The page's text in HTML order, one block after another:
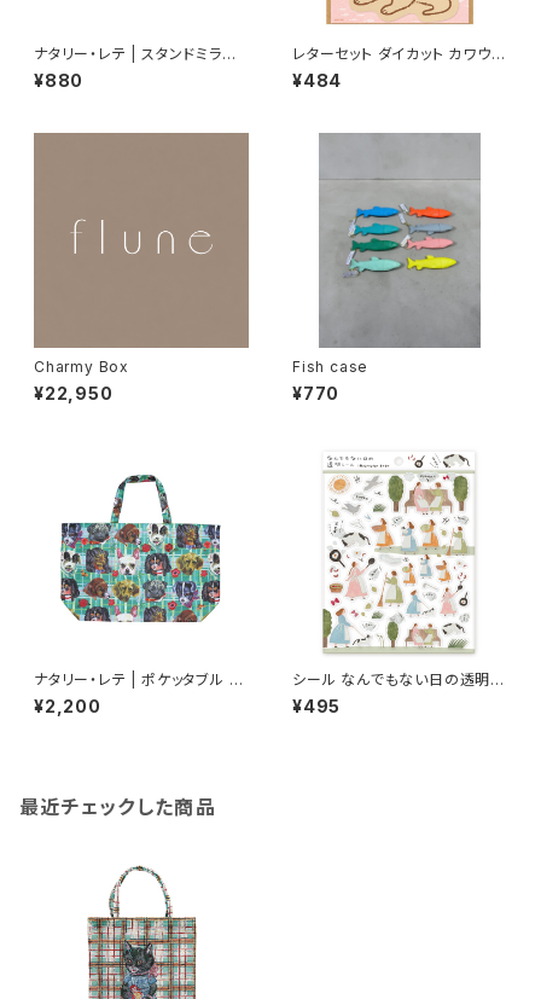
ナタリー・レテ | スタンドミラー
S 庭師ウサギ | Stand Mirror
S Gardener rabbit
¥880
レターセット ダイカット カワウソ
柄
¥484
Charmy Box
¥22,950
Fish case
¥770
ナタリー・レテ | ポケッタブル ド
ッグス-グリーン | Pocketable
Dogs-GR
¥2,200
シール なんでもない日の透明シ
ール /ネクタイ
¥495
最近チェックした商品